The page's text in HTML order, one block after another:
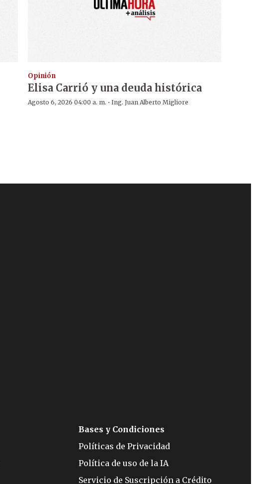
Opinión
Elisa Carrió y una deuda histórica
Agosto 6, 2026 04:00 a. m. · Ing. Juan Alberto Migliore
Bases y Condiciones
Políticas de Privacidad
Política de uso de la IA
Servicio de Suscripción a Crédito